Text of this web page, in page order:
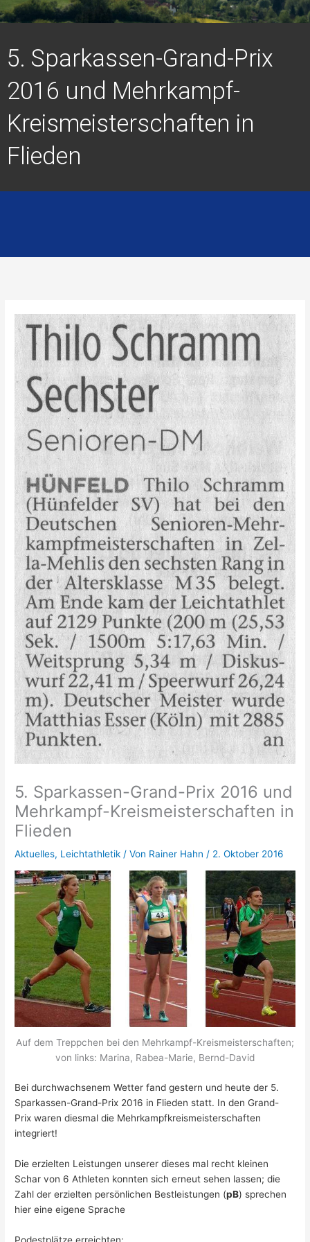
5. Sparkassen-Grand-Prix
2016 und Mehrkampf-
Kreismeisterschaften in
Flieden
5. Sparkassen-Grand-Prix 2016 und
Mehrkampf-Kreismeisterschaften in
Flieden
Aktuelles, Leichtathletik / Von Rainer Hahn / 2. Oktober 2016
Auf dem Treppchen bei den Mehrkampf-Kreismeisterschaften;
von links: Marina, Rabea-Marie, Bernd-David
Bei durchwachsenem Wetter fand gestern und heute der 5.
Sparkassen-Grand-Prix 2016 in Flieden statt. In den Grand-
Prix waren diesmal die Mehrkampfkreismeisterschaften
integriert!
Die erzielten Leistungen unserer dieses mal recht kleinen
Schar von 6 Athleten konnten sich erneut sehen lassen; die
Zahl der erzielten persönlichen Bestleistungen (pB) sprechen
hier eine eigene Sprache
Podestplätze erreichten: